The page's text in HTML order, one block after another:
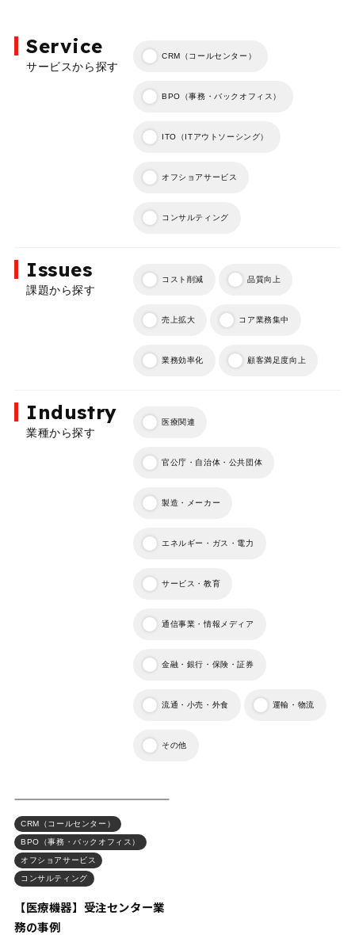
Service
サービスから探す
CRM（コールセンター）
BPO（事務・バックオフィス）
ITO（ITアウトソーシング）
オフショアサービス
コンサルティング
Issues
課題から探す
コスト削減 品質向上
売上拡大 コア業務集中
業務効率化 顧客満足度向上
Industry
業種から探す
医療関連
官公庁・自治体・公共団体
製造・メーカー
エネルギー・ガス・電力
サービス・教育
通信事業・情報メディア
金融・銀行・保険・証券
流通・小売・外食 運輸・物流
その他
CRM（コールセンター）
BPO（事務・バックオフィス）
オフショアサービス
コンサルティング
【医療機器】受注センター業
務の事例